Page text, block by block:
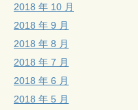
2018 年 10 月
2018 年 9 月
2018 年 8 月
2018 年 7 月
2018 年 6 月
2018 年 5 月